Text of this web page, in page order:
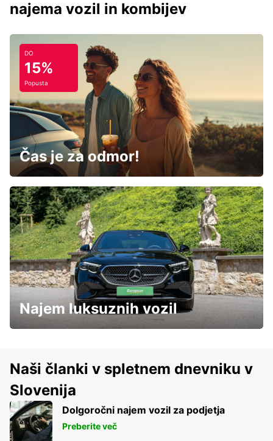
najema vozil in kombijev
DO
15%
Popusta
Čas je za odmor!
Najem luksuznih vozil
Naši članki v spletnem dnevniku v
Slovenija
Dolgoročni najem vozil za podjetja
Preberite več